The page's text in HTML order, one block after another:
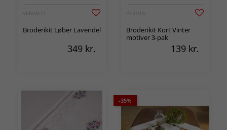
VERVACO
Broderikit Løber Lavendel
349 kr.
PERMIN
Broderikit Kort Vinter
motiver 3-pak
139 kr.
-35%